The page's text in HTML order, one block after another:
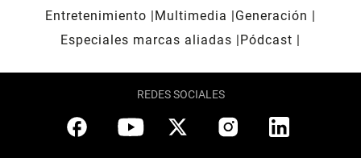
Entretenimiento
Multimedia
Generación
Especiales marcas aliadas
Pódcast
REDES SOCIALES